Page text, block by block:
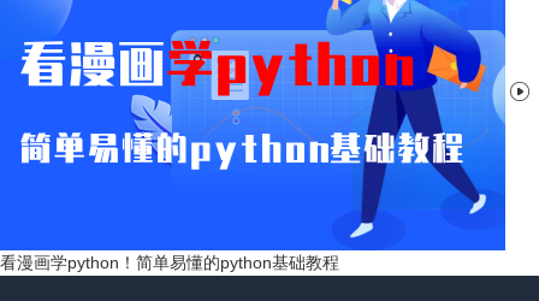

看漫画学python！简单易懂的python基础教程